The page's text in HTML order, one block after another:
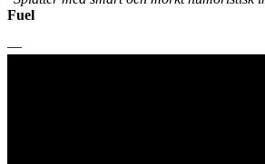
Fuel
—